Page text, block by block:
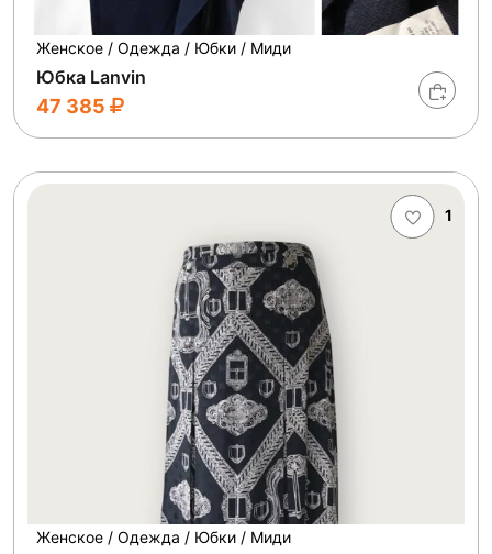
Женское / Одежда / Юбки / Миди
Юбка Lanvin
47 385
1
Женское / Одежда / Юбки / Миди